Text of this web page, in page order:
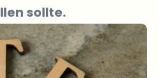
sollte.